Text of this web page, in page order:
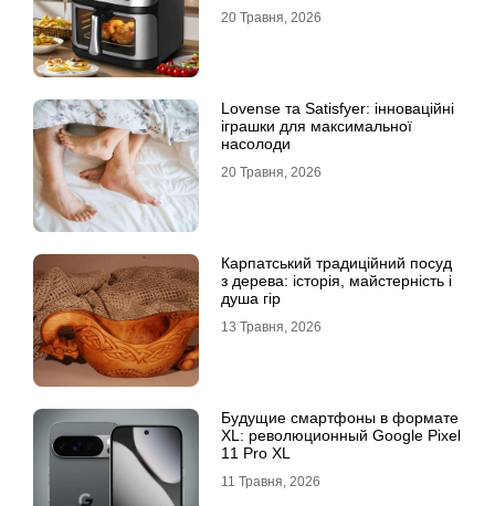
20 Травня, 2026
Lovense та Satisfyer: інноваційні
іграшки для максимальної
насолоди
20 Травня, 2026
Карпатський традиційний посуд
з дерева: історія, майстерність і
душа гір
13 Травня, 2026
Будущие смартфоны в формате
XL: революционный Google Pixel
11 Pro XL
11 Травня, 2026